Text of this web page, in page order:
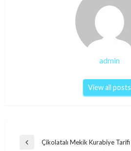
admin
View all posts
Post
Previous
Çikolatalı Mekik Kurabiye Tarifi